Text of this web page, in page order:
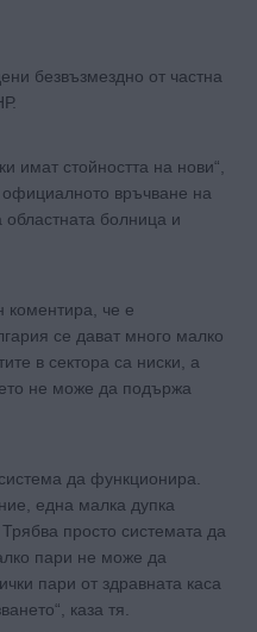
безвъзмездно от частна
имат стойността на нови“,
връчване на
областната болница и
че е
се дават много малко
в сектора са ниски, а
не може да подържа
да функционира.
една малка дупка
просто системата да
пари не може да
пари от здравната каса
каза тя.